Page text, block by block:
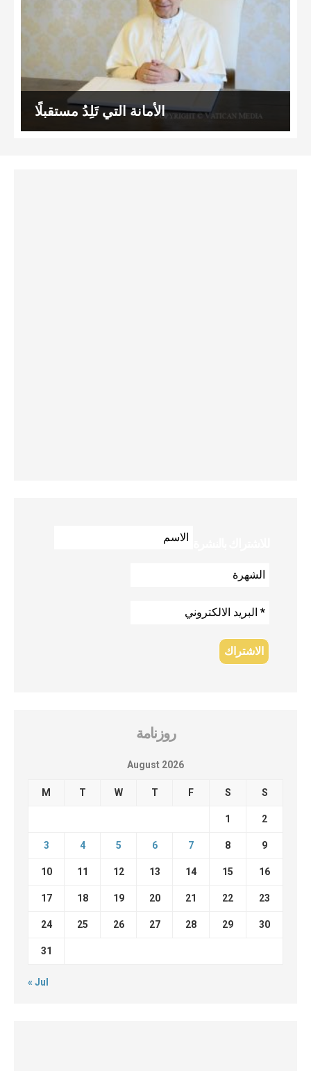
الأمانة التي تَلِدُ مستقبلًا
روزنامة
August 2026
M T W T F S S
1 2
3 4 5 6 7 8 9
10 11 12 13 14 15 16
17 18 19 20 21 22 23
24 25 26 27 28 29 30
31
« Jul